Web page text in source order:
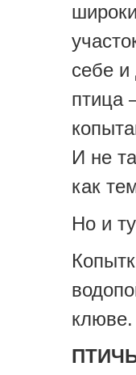
себе
птица
И не
как
Но и
клюве.